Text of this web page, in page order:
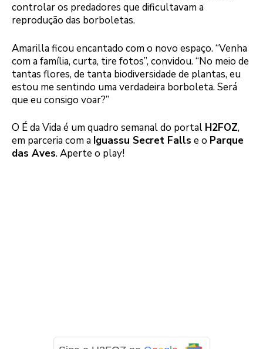
controlar os predadores que dificultavam a
reprodução das borboletas.
Amarilla ficou encantado com o novo espaço. “Venha
com a família, curta, tire fotos”, convidou. “No meio de
tantas flores, de tanta biodiversidade de plantas, eu
estou me sentindo uma verdadeira borboleta. Será
que eu consigo voar?”
O É da Vida é um quadro semanal do portal H2FOZ,
em parceria com a Iguassu Secret Falls e o Parque
das Aves. Aperte o play!